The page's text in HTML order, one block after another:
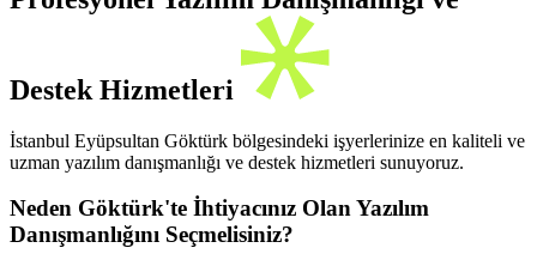
Destek Hizmetleri
İstanbul Eyüpsultan Göktürk bölgesindeki işyerlerinize en kaliteli ve
uzman yazılım danışmanlığı ve destek hizmetleri sunuyoruz.
Neden Göktürk'te İhtiyacınız Olan Yazılım
Danışmanlığını Seçmelisiniz?